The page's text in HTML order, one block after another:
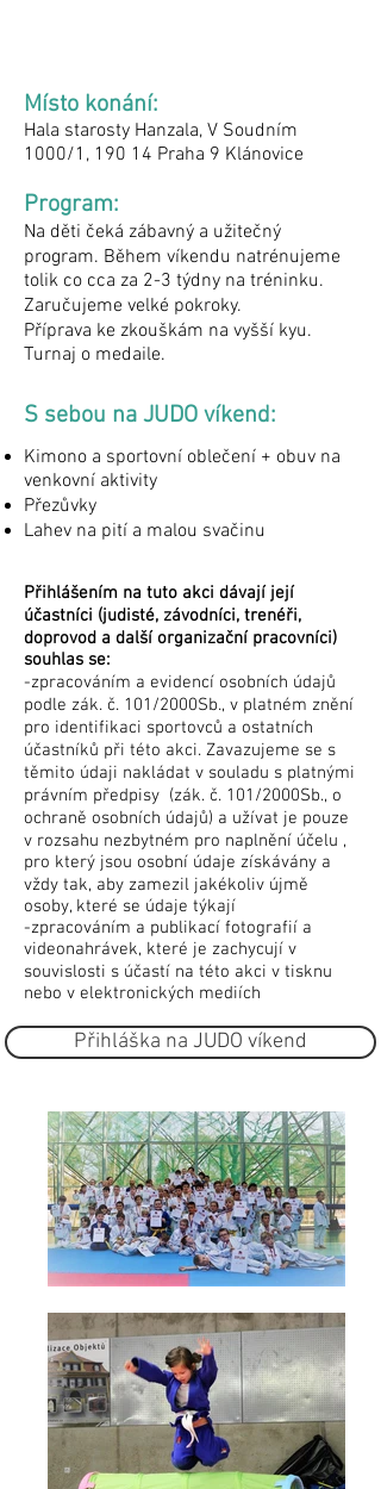
Místo konání:
Hala starosty Hanzala, V Soudním
1000/1, 190 14 Praha 9 Klánovice
Program:
Na děti čeká zábavný a užitečný
program. Během víkendu natrénujeme
tolik co cca za 2-3 týdny na tréninku.
Zaručujeme velké pokroky.
Příprava ke zkouškám na vyšší kyu.
Turnaj o medaile.
S sebou na JUDO víkend:
Kimono a sportovní oblečení + obuv na
venkovní aktivity
Přezůvky
Lahev na pití a malou svačinu
Přihlášením na tuto akci dávají její
účastníci (judisté, závodníci, trenéři,
doprovod a další organizační pracovníci)
souhlas se:
-zpracováním a evidencí osobních údajů
podle zák. č. 101/2000Sb., v platném znění
pro identifikaci sportovců a ostatních
účastníků při této akci. Zavazujeme se s
těmito údaji nakládat v souladu s platnými
právním předpisy (zák. č. 101/2000Sb., o
ochraně osobních údajů) a užívat je pouze
v rozsahu nezbytném pro naplnění účelu ,
pro který jsou osobní údaje získávány a
vždy tak, aby zamezil jakékoliv újmě
osoby, které se údaje týkají
-zpracováním a publikací fotografií a
videonahrávek, které je zachycují v
souvislosti s účastí na této akci v tisknu
nebo v elektronických mediích
Přihláška na JUDO víkend